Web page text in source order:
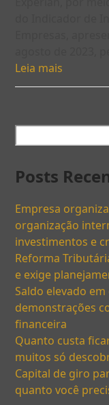
Leia mais
Posts
Empresa
organização
investimentos e
Reforma
e exige
Saldo elevado
demonstrações
financeira
Quanto custa
muitos só
Capital de giro
quanto você